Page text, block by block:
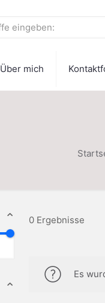
Über mich
0 Ergebnisse
Es